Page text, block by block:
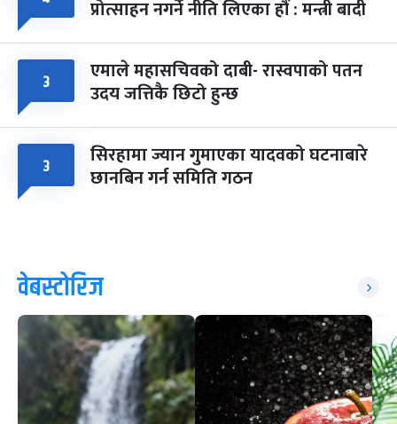
प्रोत्साहन नगर्ने नीति लिएका हौं : मन्त्री बादी
३ एमाले महासचिवको दाबी- रास्वपाको पतन
उदय जत्तिकै छिटो हुन्छ
३ सिरहामा ज्यान गुमाएका यादवको घटनाबारे
छानबिन गर्न समिति गठन
वेबस्टोरिज